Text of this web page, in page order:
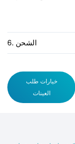
6. الشحن
خيارات طلب
العينات